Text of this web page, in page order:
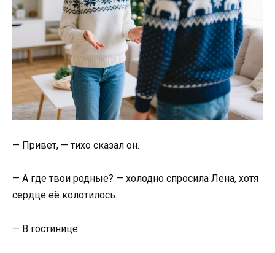
— Привет, — тихо сказал он.
— А где твои родные? — холодно спросила Лена, хотя
сердце её колотилось.
— В гостинице.